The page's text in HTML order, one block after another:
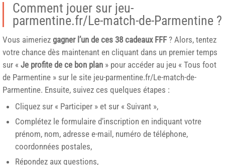
Comment jouer sur jeu-
parmentine.fr/Le-match-de-Parmentine ?
Vous aimeriez gagner l’un de ces 38 cadeaux FFF? Alors, tentez
votre chance dès maintenant en cliquant dans un premier temps
sur « Je profite de ce bon plan » pour accéder au jeu « Tous foot
de Parmentine » sur le site jeu-parmentine.fr/Le-match-de-
Parmentine. Ensuite, suivez ces quelques étapes :
Cliquez sur « Participer » et sur « Suivant »,
Complétez le formulaire d’inscription en indiquant votre
prénom, nom, adresse e-mail, numéro de téléphone,
coordonnées postales,
Répondez aux questions,